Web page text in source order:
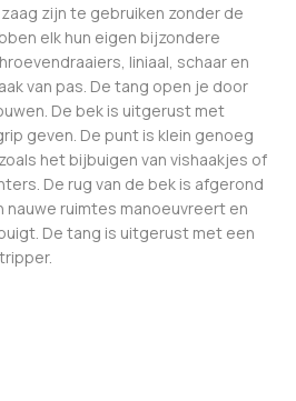
zijn te gebruiken zonder de
elk hun eigen bijzondere
liniaal, schaar en
van pas. De tang open je door
De bek is uitgerust met
geven. De punt is klein genoeg
het bijbuigen van vishaakjes of
De rug van de bek is afgerond
nauwe ruimtes manoeuvreert en
De tang is uitgerust met een